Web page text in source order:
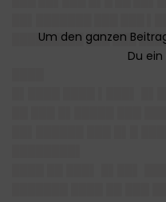
█████████ ███ ███